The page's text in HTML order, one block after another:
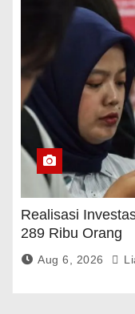
Realisasi
289 Ribu Orang
Aug 6, 2026